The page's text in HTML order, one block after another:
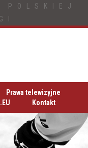
POLSKIEJ
Prawa telewizyjne
Kontakt